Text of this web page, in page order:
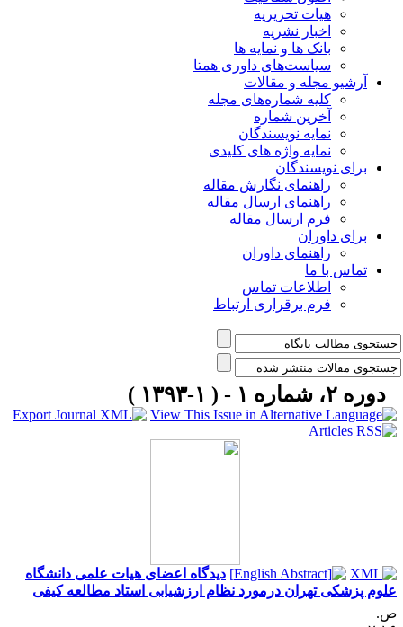
هیات تحریریه
اخبار نشریه
بانک ها و نمایه ها
سیاست‌های داوری همتا
مجله و مقالات
کلیه شماره‌های مجله
آخرین شماره
نمایه نویسندگان
نمایه واژه های کلیدی
نویسندگان
راهنمای نگارش مقاله
راهنمای ارسال مقاله
فرم ارسال مقاله
داوران
راهنمای داوران
با ما
اطلاعات تماس
فرم برقراری ارتباط
دیدگاه اعضای هیات علمی دانشگاه
تهران درمورد نظام ارزشیابی استاد مطالعه کیفی